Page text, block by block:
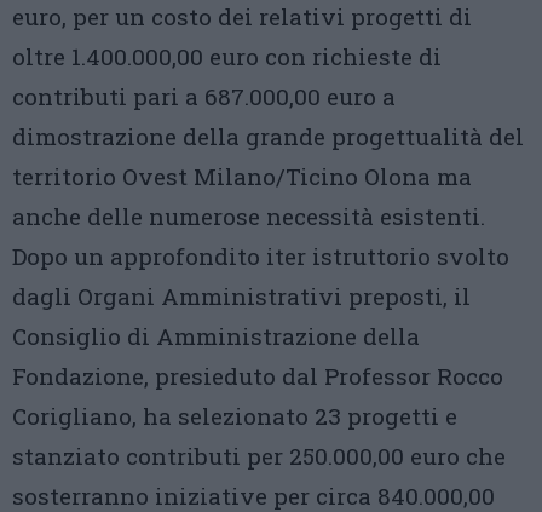
euro, per un costo dei relativi progetti di
oltre 1.400.000,00 euro con richieste di
contributi pari a 687.000,00 euro a
dimostrazione della grande progettualità del
territorio Ovest Milano/Ticino Olona ma
anche delle numerose necessità esistenti.
Dopo un approfondito iter istruttorio svolto
dagli Organi Amministrativi preposti, il
Consiglio di Amministrazione della
Fondazione, presieduto dal Professor Rocco
Corigliano, ha selezionato 23 progetti e
stanziato contributi per 250.000,00 euro che
sosterranno iniziative per circa 840.000,00